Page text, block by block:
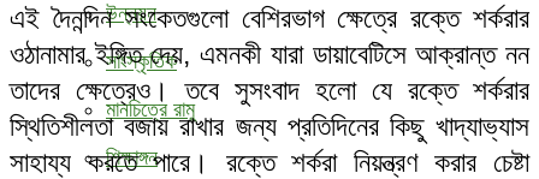
উন্নয়ন
সাংস্কৃতিক
মানচিত্রে রামু
শিক্ষাঙ্গন
এই দৈনন্দিন সংকেতগুলো বেশিরভাগ ক্ষেত্রে রক্তে শর্করার
ওঠানামার ইঙ্গিত দেয়, এমনকী যারা ডায়াবেটিসে আক্রান্ত নন
তাদের ক্ষেত্রেও। তবে সুসংবাদ হলো যে রক্তে শর্করার
স্থিতিশীলতা বজায় রাখার জন্য প্রতিদিনের কিছু খাদ্যাভ্যাস
সাহায্য করতে পারে। রক্তে শর্করা নিয়ন্ত্রণ করার চেষ্টা